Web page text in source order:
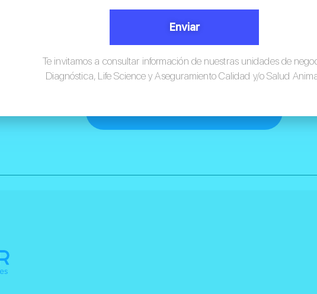
Enviar
Te invitamos a consultar información de nuestras unidades de
Diagnóstica, Life Science y Aseguramiento Calidad y/o Salud